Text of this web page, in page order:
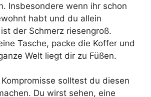
Insbesondere wenn ihr schon
habt und du allein
der Schmerz riesengroß.
Tasche, packe die Koffer und
Welt liegt dir zu Füßen.
solltest du diesen
Du wirst sehen, eine